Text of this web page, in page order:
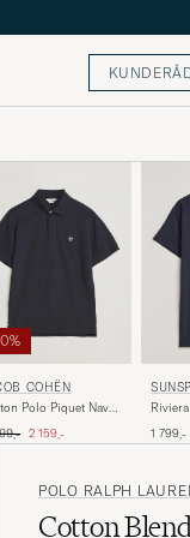
COHËN
Polo Piquet Navy
pris
Nedsatt pris
2 159,-
1 799,-
POLO RALPH
Cotton